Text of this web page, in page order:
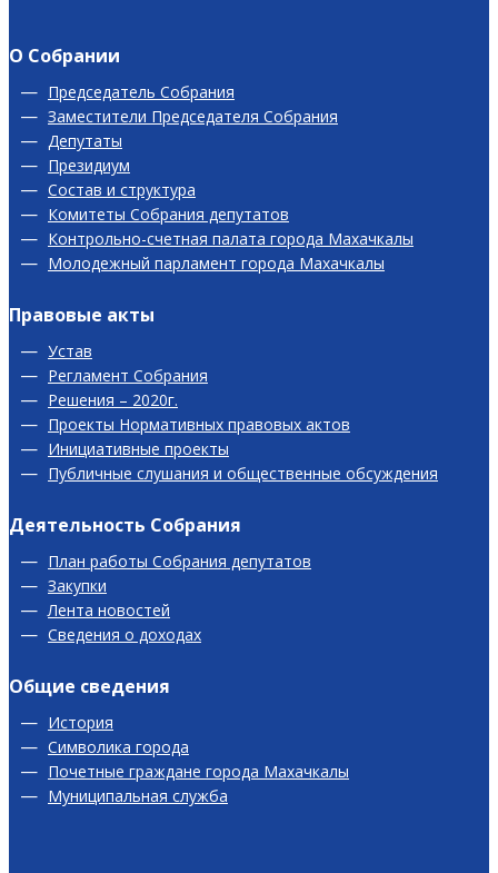
О Собрании
Председатель Собрания
Заместители Председателя Собрания
Депутаты
Президиум
Состав и структура
Комитеты Собрания депутатов
Контрольно-счетная палата города Махачкалы
Молодежный парламент города Махачкалы
Правовые акты
Устав
Регламент Собрания
Решения – 2020г.
Проекты Нормативных правовых актов
Инициативные проекты
Публичные слушания и общественные обсуждения
Деятельность Собрания
План работы Собрания депутатов
Закупки
Лента новостей
Сведения о доходах
Общие сведения
История
Символика города
Почетные граждане города Махачкалы
Муниципальная служба